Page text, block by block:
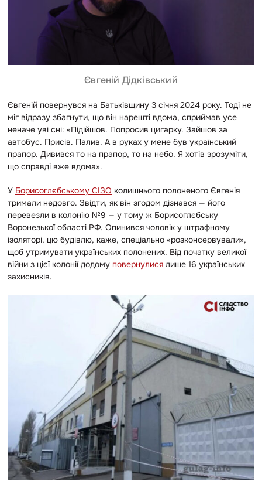
Євгеній Дідківський
Євгеній повернувся на Батьківщину 3 січня 2024 року. Тоді не
міг відразу збагнути, що він нарешті вдома, сприймав усе
неначе уві сні: «Підійшов. Попросив цигарку. Зайшов за
автобус. Присів. Палив. А в руках у мене був український
прапор. Дивився то на прапор, то на небо. Я хотів зрозуміти,
що справді вже вдома».
У Борисоглєбському СІЗО колишнього полоненого Євгенія
тримали недовго. Звідти, як він згодом дізнався — його
перевезли в колонію №9 — у тому ж Борисоглєбську
Воронезької області РФ. Опинився чоловік у штрафному
ізоляторі, цю будівлю, каже, спеціально «розконсервували»,
щоб утримувати українських полонених. Від початку великої
війни з цієї колонії додому повернулися лише 16 українських
захисників.